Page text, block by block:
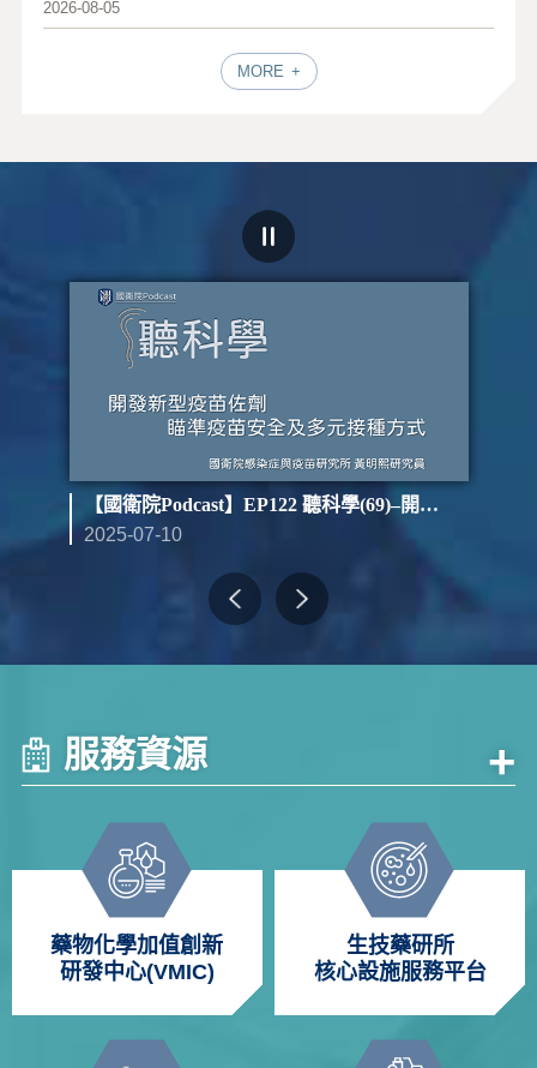
2026-08-05
MORE
【國衛院Podcast】EP122 聽科學(69)–開發新型疫苗佐劑 瞄準疫苗安全及多元接種方式（上）
2025-07-10
服務資源 +
藥物化學加值創新
研發中心(VMIC)
生技藥研所
核心設施服務平台